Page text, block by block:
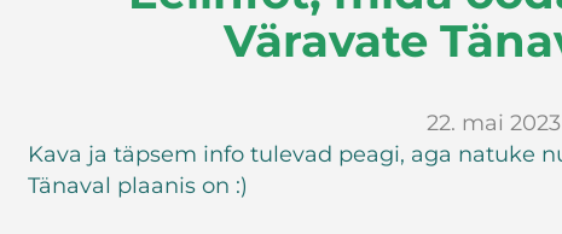
Väravate
22. mai 2023
Kava ja täpsem info tulevad peagi, aga natuke
Tänaval plaanis on :)